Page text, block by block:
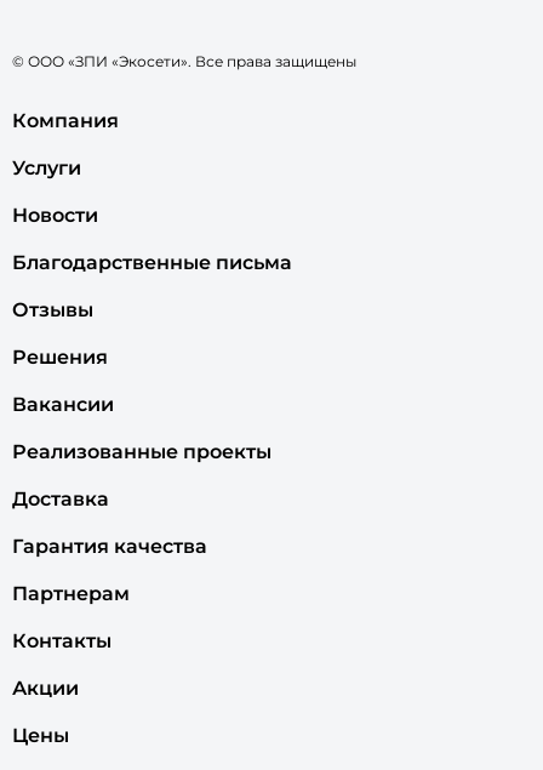
© ООО «ЗПИ «Экосети». Все права защищены
Компания
Услуги
Новости
Благодарственные письма
Отзывы
Решения
Вакансии
Реализованные проекты
Доставка
Гарантия качества
Партнерам
Контакты
Акции
Цены